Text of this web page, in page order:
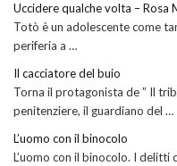
Uccidere qualche volta – Rosa
Totò è un adolescente come
periferia a …
Il cacciatore del buio
Torna il protagonista de ” Il
penitenziere, il guardiano del …
L’uomo con il binocolo
L’uomo con il binocolo. I